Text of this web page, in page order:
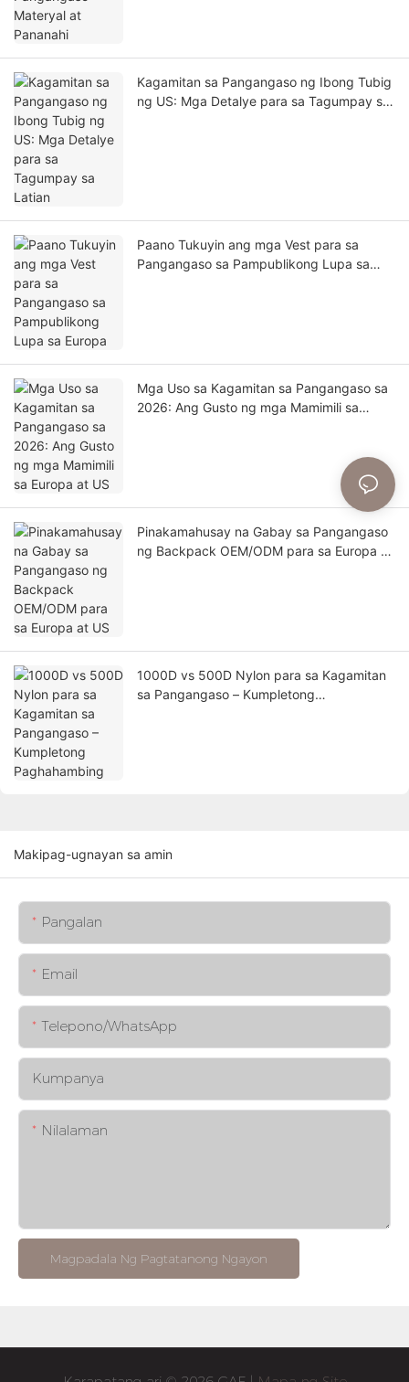
Kagamitan sa Pangangaso ng Ibong Tubig
ng US: Mga Detalye para sa Tagumpay sa
Paano Tukuyin ang mga Vest para sa
Pangangaso sa Pampublikong Lupa sa
Mga Uso sa Kagamitan sa Pangangaso sa
2026: Ang Gusto ng mga Mamimili sa
Pinakamahusay na Gabay sa Pangangaso
ng Backpack OEM/ODM para sa Europa at
1000D vs 500D Nylon para sa Kagamitan
sa Pangangaso – Kumpletong
Makipag-ugnayan sa amin
Pangalan
Email
Telepono/whatsApp
Kumpanya
Nilalaman
Magpadala Ng Pagtatanong Ngayon